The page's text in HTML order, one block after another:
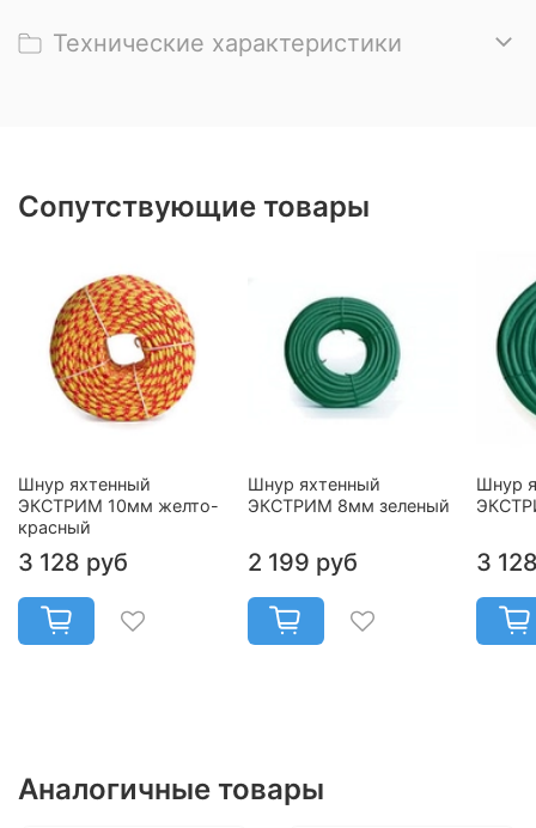
Технические характеристики
Сопутствующие товары
Шнур яхтенный
ЭКСТРИМ 10мм желто-
красный
3 128 руб
Шнур яхтенный
ЭКСТРИМ 8мм зеленый
2 199 руб
Шнур
3
Аналогичные товары